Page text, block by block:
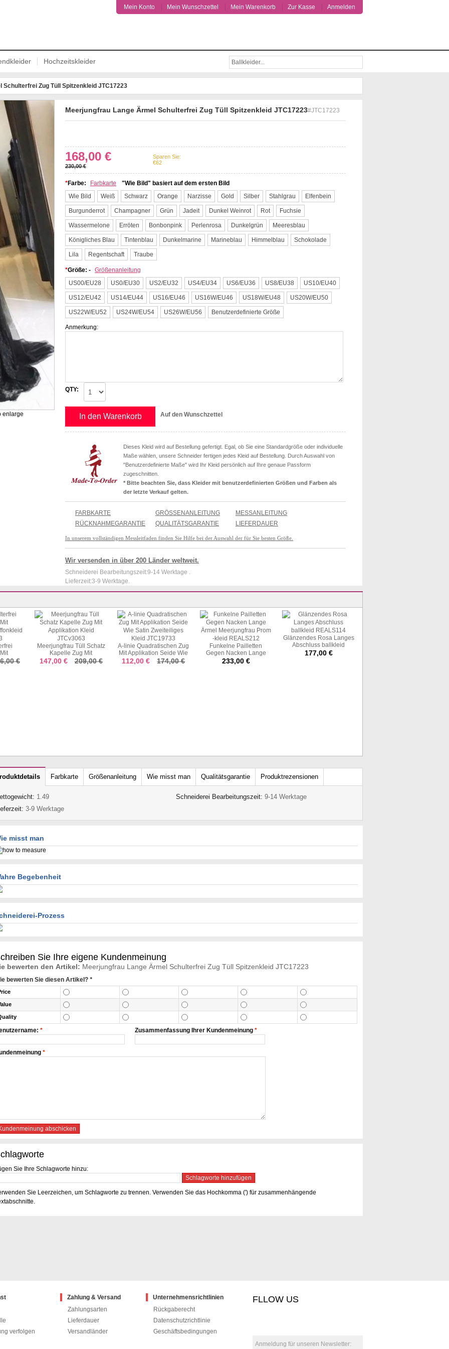
Mein Konto Mein Wunschzettel Mein Warenkorb Zur Kasse Anmelden
Hochzeitskleider
Schulterfrei Zug Tüll Spitzenkleid JTC17223
Meerjungfrau Lange Ärmel Schulterfrei Zug Tüll Spitzenkleid JTC17223#JTC17223
Facebook
Twitter
168,00 €
230,00 €
Sparen Sie:
€62
*Farbe: Farbkarte
"Wie Bild" basiert auf dem ersten Bild
Wie Bild
Weiß Schwarz Orange Narzisse Gold Silber Stahlgrau Elfenbein
Burgunderrot Champagner Grün Jadeit Dunkel Weinrot Rot Fuchsie
Wassermelone Erröten Bonbonpink Perlenrosa Dunkelgrün Meeresblau
Königliches Blau Tintenblau Dunkelmarine Marineblau Himmelblau Schokolade
Lila Regentschaft Traube
*Größe: - Größenanleitung
US00/EU28
US0/EU30 US2/EU32 US4/EU34 US6/EU36 US8/EU38 US10/EU40
US12/EU42 US14/EU44 US16/EU46 US16W/EU46 US18W/EU48 US20W/EU50
US22W/EU52 US24W/EU54 US26W/EU56 Benutzerdefinierte Größe
Anmerkung:
QTY:
In den Warenkorb Auf den Wunschzettel
Dieses Kleid wird auf Bestellung gefertigt. Egal, ob Sie eine Standardgröße oder individuelle
Maße wählen, unsere Schneider fertigen jedes Kleid auf Bestellung. Durch Auswahl von
"Benutzerdefinierte Maße" wird Ihr Kleid persönlich auf Ihre genaue Passform
zugeschnitten.
* Bitte beachten Sie, dass Kleider mit benutzerdefinierten Größen und Farben als
der letzte Verkauf gelten.
FARBKARTE GRÖSSENANLEITUNG
MESSANLEITUNG
RÜCKNAHMEGARANTIE
QUALITÄTSGARANTIE LIEFERDAUER
In unserem vollständigen Messleitfaden finden Sie Hilfe bei der Auswahl der für Sie besten Größe.
Wir versenden in über 200 Länder weltweit.
Schneiderei Bearbeitungszeit:9-14 Werktage .
Lieferzeit:3-9 Werktage.
enlarge
€
Meerjungfrau Tüll Schatz
Kapelle Zug Mit
Applikation Kleid
147,00 € 209,00 €
A-linie Quadratischen Zug
Mit Applikation Seide Wie
Satin Zweiteiliges Kleid
112,00 € 174,00 €
Funkelne Pailletten
Gegen Nacken Lange
Ärmel Meerjungfrau Prom
233,00 €
Glänzendes Rosa Langes
Abschluss ballkleid
REALS114
177,00 €
Farbkarte Größenanleitung Wie misst man Qualitätsgarantie Produktrezensionen
1.49 Schneiderei Bearbeitungszeit: 9-14 Werktage
3-9 Werktage
misst man
Begebenheit
Prozess
Sie Ihre eigene Kundenmeinung
bewerten den Artikel: Meerjungfrau Lange Ärmel Schulterfrei Zug Tüll Spitzenkleid JTC17223
bewerten Sie diesen Artikel? *
* *
Zusammenfassung Ihrer Kundenmeinung
*
abschicken
Sie Ihre Schlagworte hinzu:
Schlagworte hinzufügen
Sie Leerzeichen, um Schlagworte zu trennen. Verwenden Sie das Hochkomma (') für zusammenhängende
verfolgen
Zahlung & Versand
Zahlungsarten
Lieferdauer
Versandländer
Unternehmensrichtlinien
Rückgaberecht
Datenschutzrichtlinie
Geschäftsbedingungen
FLLOW US
Anmeldung für unseren Newsletter: